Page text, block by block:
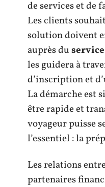
de services et de
Les clients
solution doivent
auprès du
les guidera à
d’inscription et
La démarche est
être rapide et
voyageur puisse
l’essentiel : la
Les relations
partenaires